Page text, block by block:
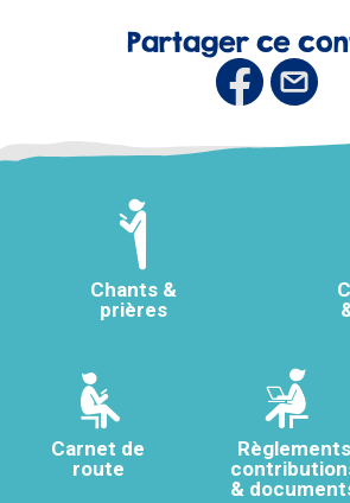
Partager ce
Chants &
prières
Carnet de
route
Règlements
&